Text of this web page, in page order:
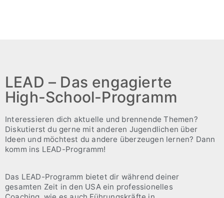
LEAD – Das engagierte
High-School-Programm
Interessieren dich aktuelle und brennende Themen?
Diskutierst du gerne mit anderen Jugendlichen über
Ideen und möchtest du andere überzeugen lernen? Dann
komm ins LEAD-Programm!
Das LEAD-Programm bietet dir während deiner
gesamten Zeit in den USA ein professionelles